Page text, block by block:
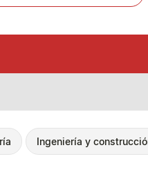
Ingeniería y